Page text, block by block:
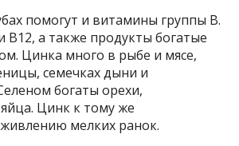
помогут и витамины группы В.
В12, а также продукты богатые
Цинка много в рыбе и мясе,
семечках дыни и
богаты орехи,
Цинк к тому же
мелких ранок.